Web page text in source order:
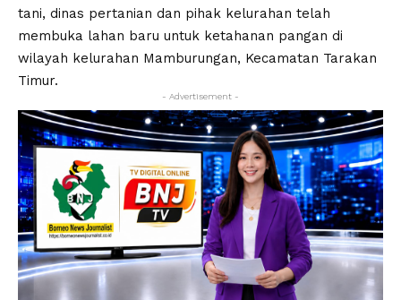
tani, dinas pertanian dan pihak kelurahan telah
membuka lahan baru untuk ketahanan pangan di
wilayah kelurahan Mamburungan, Kecamatan Tarakan
Timur.
- Advertisement -